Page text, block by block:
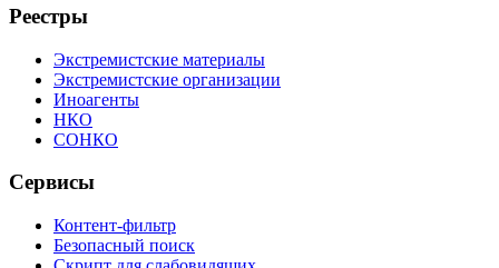
Реестры
Экстремистские материалы
Экстремистские организации
Иноагенты
НКО
СОНКО
Сервисы
Контент-фильтр
Безопасный поиск